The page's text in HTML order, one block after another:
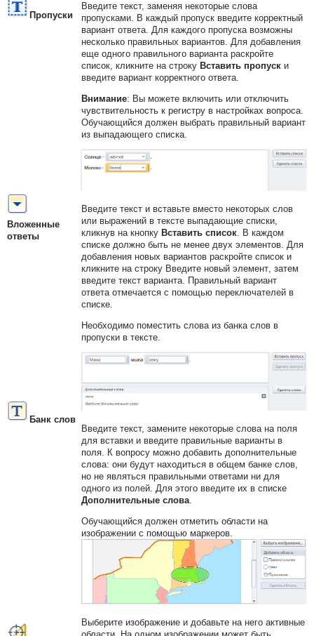
Пропуски
Введите текст, заменяя некоторые слова
пропусками. В каждый пропуск введите корректный
вариант ответа. Для каждого пропуска возможны
несколько правильных вариантов. Для добавления
еще одного правильного варианта раскройте
список, кликните на строку Вставить пропуски
введите вариант корректного ответа.
Внимание: Вы можете включить или отключить
чувствительность к регистру в настройках вопроса.
Вложенные
ответы
Обучающийся должен выбрать правильный вариант
из выпадающего списка.
Введите текст и вставьте вместо некоторых слов
или выражений в тексте выпадающие списки,
кликнув на кнопку Вставить список. В каждом
списке должно быть не менее двух элементов. Для
добавления новых вариантов раскройте список и
кликните на строку Введите новый элемент, затем
введите текст варианта. Правильный вариант
ответа отмечается с помощью переключателей в
списке.
Банк слов
Необходимо поместить слова из банка слов в
пропуски в тексте.
Введите текст, замените некоторые слова на поля
для вставки и введите правильные варианты в
поля. К вопросу можно добавить дополнительные
слова: они будут находиться в общем банке слов,
но не являться правильными ответами ни для
одного из полей. Для этого введите их в списке
Дополнительные слова.
Обучающийся должен отметить области на
изображении с помощью маркеров.
Выберите изображение и добавьте на него активные